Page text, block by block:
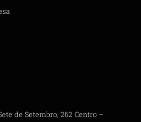
de Setembro, 262 Centro –